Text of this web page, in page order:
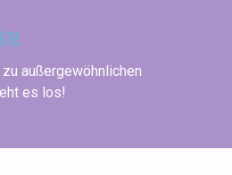
außergewöhnlichen
es los!